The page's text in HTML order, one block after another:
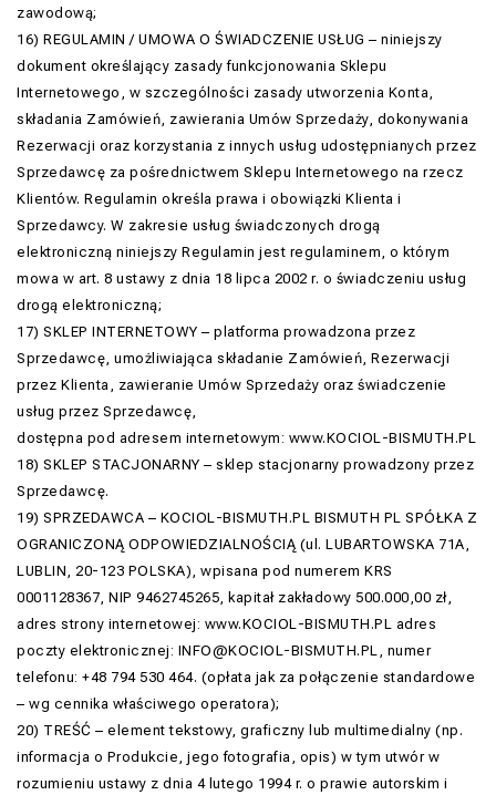
zawodową;
16) REGULAMIN / UMOWA O ŚWIADCZENIE USŁUG – niniejszy
dokument określający zasady funkcjonowania Sklepu
Internetowego, w szczególności zasady utworzenia Konta,
składania Zamówień, zawierania Umów Sprzedaży, dokonywania
Rezerwacji oraz korzystania z innych usług udostępnianych przez
Sprzedawcę za pośrednictwem Sklepu Internetowego na rzecz
Klientów. Regulamin określa prawa i obowiązki Klienta i
Sprzedawcy. W zakresie usług świadczonych drogą
elektroniczną niniejszy Regulamin jest regulaminem, o którym
mowa w art. 8 ustawy z dnia 18 lipca 2002 r. o świadczeniu usług
drogą elektroniczną;
17) SKLEP INTERNETOWY – platforma prowadzona przez
Sprzedawcę, umożliwiająca składanie Zamówień, Rezerwacji
przez Klienta, zawieranie Umów Sprzedaży oraz świadczenie
usług przez Sprzedawcę,
dostępna pod adresem internetowym: www.KOCIOL-BISMUTH.PL
18) SKLEP STACJONARNY – sklep stacjonarny prowadzony przez
Sprzedawcę.
19) SPRZEDAWCA – KOCIOL-BISMUTH.PL BISMUTH PL SPÓŁKA Z
OGRANICZONĄ ODPOWIEDZIALNOŚCIĄ (ul. LUBARTOWSKA 71A,
LUBLIN, 20-123 POLSKA), wpisana pod numerem KRS
0001128367, NIP 9462745265, kapitał zakładowy 500.000,00 zł,
adres strony internetowej: www.KOCIOL-BISMUTH.PL adres
poczty elektronicznej: INFO@KOCIOL-BISMUTH.PL, numer
telefonu: +48 794 530 464. (opłata jak za połączenie standardowe
– wg cennika właściwego operatora);
20) TREŚĆ – element tekstowy, graficzny lub multimedialny (np.
informacja o Produkcie, jego fotografia, opis) w tym utwór w
rozumieniu ustawy z dnia 4 lutego 1994 r. o prawie autorskim i